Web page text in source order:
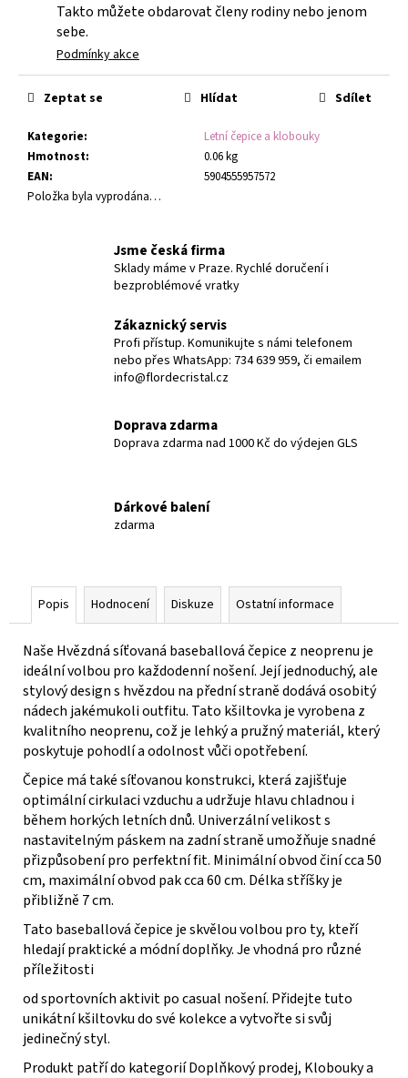
Takto můžete obdarovat členy rodiny nebo jenom
sebe.
Podmínky akce
Kategorie:
Letní čepice a klobouky
Hmotnost:
0.06 kg
EAN:
5904555957572
Položka byla vyprodána…
Zeptat se Hlídat Sdílet
Jsme česká firma
Sklady máme v Praze. Rychlé doručení i
bezproblémové vratky
Zákaznický servis
Profi přístup. Komunikujte s námi telefonem
nebo přes WhatsApp: 734 639 959, či emailem
info@flordecristal.cz
Doprava zdarma
Doprava zdarma nad 1000 Kč do výdejen GLS
Dárkové balení
zdarma
Popis Hodnocení Diskuze Ostatní informace
Naše Hvězdná síťovaná baseballová čepice z neoprenu je
ideální volbou pro každodenní nošení. Její jednoduchý, ale
stylový design s hvězdou na přední straně dodává osobitý
nádech jakémukoli outfitu. Tato kšiltovka je vyrobena z
kvalitního neoprenu, což je lehký a pružný materiál, který
poskytuje pohodlí a odolnost vůči opotřebení.
Čepice má také síťovanou konstrukci, která zajišťuje
optimální cirkulaci vzduchu a udržuje hlavu chladnou i
během horkých letních dnů. Univerzální velikost s
nastavitelným páskem na zadní straně umožňuje snadné
přizpůsobení pro perfektní fit. Minimální obvod činí cca 50
cm, maximální obvod pak cca 60 cm. Délka stříšky je
přibližně 7 cm.
Tato baseballová čepice je skvělou volbou pro ty, kteří
hledají praktické a módní doplňky. Je vhodná pro různé
příležitosti
od sportovních aktivit po casual nošení. Přidejte tuto
unikátní kšiltovku do své kolekce a vytvořte si svůj
jedinečný styl.
Produkt patří do kategorií Doplňkový prodej, Klobouky a